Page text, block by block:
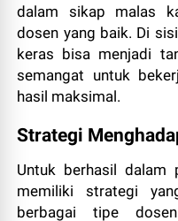
dalam sikap malas
dosen yang baik. Di
keras bisa menjadi
semangat untuk
hasil maksimal.
Strategi
Untuk berhasil dalam
memiliki strategi
berbagai tipe